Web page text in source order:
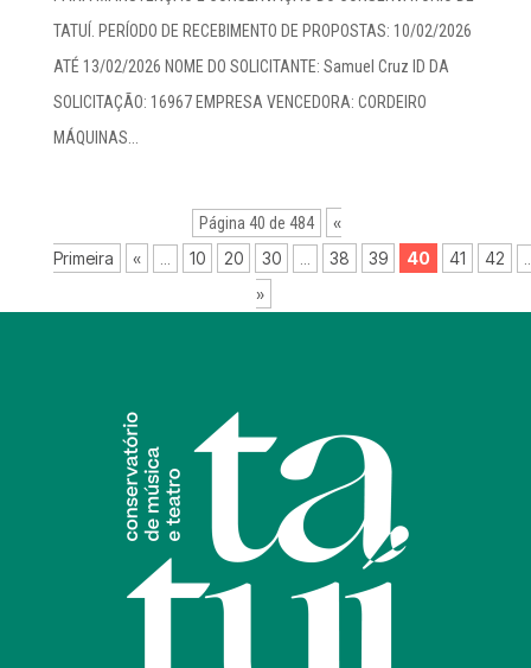
TATUÍ. PERÍODO DE RECEBIMENTO DE PROPOSTAS: 10/02/2026
ATÉ 13/02/2026 NOME DO SOLICITANTE: Samuel Cruz ID DA
SOLICITAÇÃO: 16967 EMPRESA VENCEDORA: CORDEIRO
MÁQUINAS...
Página 40 de 484
«
Primeira
« 10 20 30 38 39 40 41 42
»